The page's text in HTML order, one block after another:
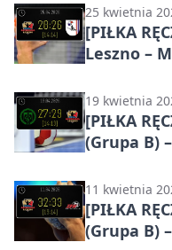
25 kwietnia
[PIŁKA
Leszno –
ważne
19 kwietnia
[PIŁKA
(Grupa B)
Astromal
11 kwietnia
[PIŁKA
(Grupa B)